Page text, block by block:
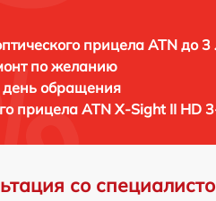
прицела ATN до 3
по желанию
день обращения
прицела ATN X-Sight II HD
со